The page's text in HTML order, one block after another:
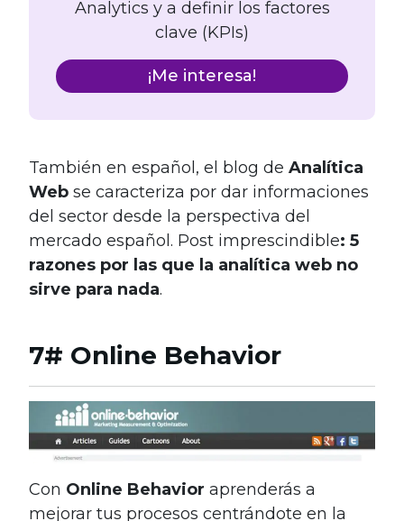
Analytics y a definir los factores
clave (KPIs)
¡Me interesa!
También en español, el blog de Analítica
Web se caracteriza por dar informaciones
del sector desde la perspectiva del
mercado español. Post imprescindible: 5
razones por las que la analítica web no
sirve para nada.
7# Online Behavior
Con Online Behavior aprenderás a
mejorar tus procesos centrándote en la